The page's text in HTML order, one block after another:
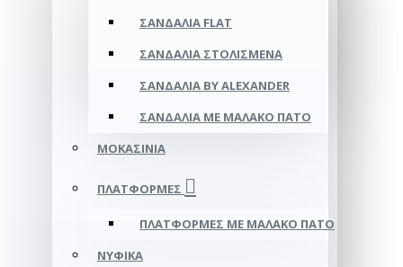
ΣΑΝΔΆΛΙΑ FLAT
ΣΑΝΔΆΛΙΑ ΣΤΟΛΙΣΜΈΝΑ
ΣΑΝΔΆΛΙΑ BY ALEXANDER
ΣΑΝΔΆΛΙΑ ΜΕ ΜΑΛΑΚΌ ΠΆΤΟ
ΜΟΚΑΣΊΝΙΑ
ΠΛΑΤΦΌΡΜΕΣ
ΠΛΑΤΦΟΡΜΕΣ ΜΕ ΜΑΛΑΚΟ ΠΑΤΟ
ΝΥΦΙΚΆ